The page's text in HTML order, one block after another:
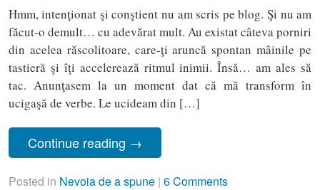
Hmm, intenţionat şi conştient nu am scris pe blog. Şi nu am
făcut-o demult… cu adevărat mult. Au existat câteva porniri
din acelea răscolitoare, care-ţi aruncă spontan mâinile pe
tastieră şi îţi accelerează ritmul inimii. Însă… am ales să
tac. Anunţasem la un moment dat că mă transform în
ucigaşă de verbe. Le ucideam din […]
Continue reading →
Posted in Nevoia de a spune | 6 Comments